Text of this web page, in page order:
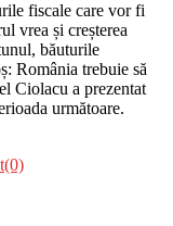
fiscale care vor fi
vrea și creșterea
băuturile
România trebuie să
Ciolacu a prezentat
următoare.